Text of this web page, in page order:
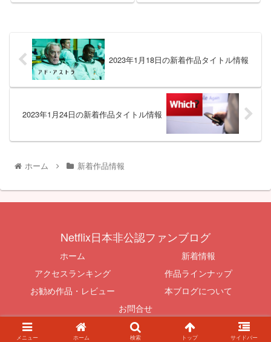
2023年1月18日の新着作品タイトル情報
2023年1月24日の新着作品タイトル情報
ホーム 新着作品情報
Netflix日本非公認ファンブログ
ホーム
新着情報
アクセスランキング
作品ラインナップ
お勧め作品・レビュー
本ブログについて
お問合せ
© 2015-2026 Netflix日本非公認ファンブログ.
メニュー ホーム 検索 トップ サイドバー